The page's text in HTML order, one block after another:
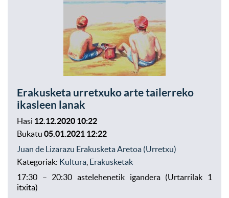
Erakusketa urretxuko arte tailerreko
ikasleen lanak
Hasi 12.12.2020 10:22
Bukatu 05.01.2021 12:22
Juan de Lizarazu Erakusketa Aretoa (Urretxu)
Kategoriak: Kultura Erakusketak
17:30 – 20:30 astelehenetik igandera (Urtarrilak 1
itxita)